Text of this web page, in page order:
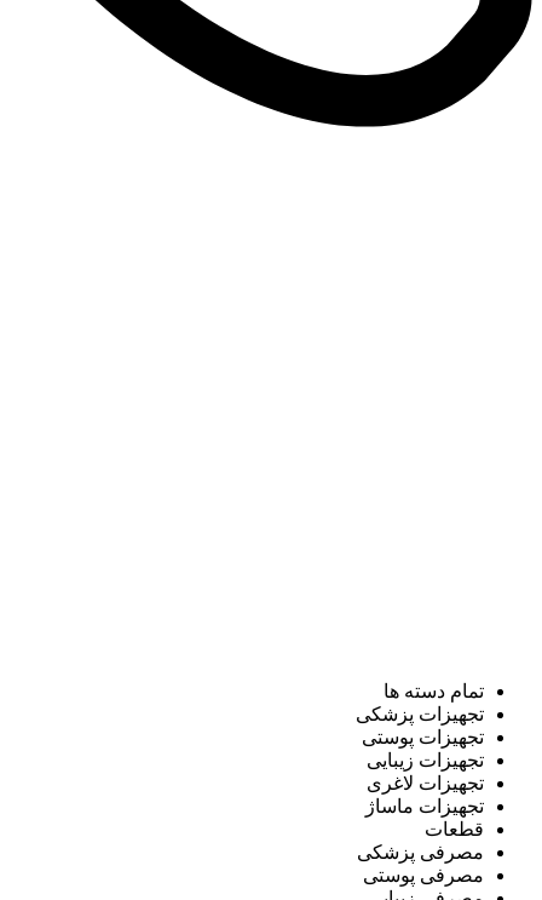
تمام دسته ها
تجهیزات پزشکی
تجهیزات پوستی
تجهیزات زیبایی
تجهیزات لاغری
تجهیزات ماساژ
قطعات
مصرفی پزشکی
مصرفی پوستی